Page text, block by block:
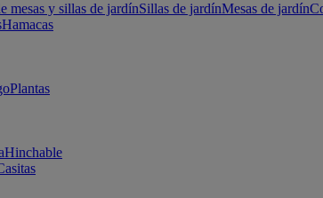
mesas y sillas de jardínSillas de jardínMesas de jardín
Hamacas
Plantas
Hinchable